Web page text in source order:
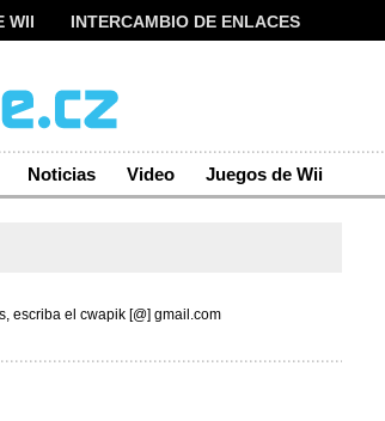
WII
INTERCAMBIO DE ENLACES
Noticias Video Juegos de Wii
escriba el cwapik [@] gmail.com